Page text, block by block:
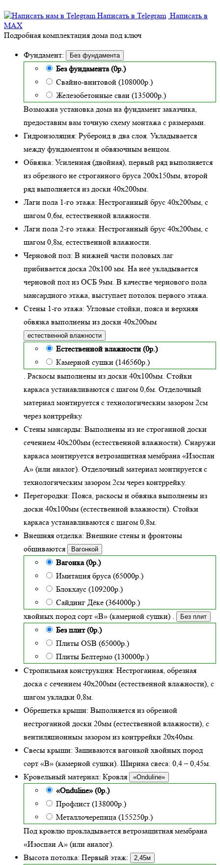
Написать в Telegram Написать в
MAX
Подробная комплектация дома под ключ
Фундамент: Без фундамента
Без фундамента (0р.)
Свайно-винтовой (108000р.)
Железобетонные сваи (135000р.)
Возможна установка дома на фундамент заказчика,
предоставим вам точную схему монтажа с размерами.
Гидроизоляция: Рубероид в два слоя. Укладывается
между фундаментом и обвязочным венцом.
Обвязка: Усиленная (двойная), первый ряд выполняется
из обрезного не строганного бруса 200х150мм, второй
ряд выполняется из доски 40х200мм.
Лаги пола 1-го этажа: Нестроганный брус 40х200мм, с
шагом 0,6м, естественной влажности.
Лаги пола 2-го этажа: Нестроганный брус 40х200мм, с
шагом 0,8м, естественной влажности.
Черновой пол: В нижней части половых лаг
прибивается доска 20х100 мм. На неё укладывается
черновой пол из ОСБ 9мм. В качестве чернового пола
мансардного этажа, выступает потолок первого этажа.
Стены 1-го этажа: Угловые стойки, пояса и верхняя
обвязка выполнены из доски 40х200мм
естественной влажности
Естественной влажности (0р.)
Камерной сушки (146560р.)
. Раскосы выполнены из доски 40х100мм. Стойки
каркаса устанавливаются с шагом 0,6м. Отделочный
материал монтируется с технологическим зазором 2см
через контррейку.
Стены мансарды: Выполнены из не строганной доски
сечением 40х200мм (естественной влажности). Снаружи
каркаса монтируется ветрозащитная мембрана «Изоспан
А» (или аналог). Отделочный материал монтируется с
технологическим зазором 2см через контррейку.
Перегородки: Пояса, раскосы и обвязка выполнены из
доски 40х100мм (естественной влажности). Стойки
каркаса устанавливаются с шагом 0,8м.
Внешняя отделка: Внешние стены и фронтоны
обшиваются
Вагонкой
Вагонка (0р.)
Имитация бруса (65000р.)
Блокхаус (109200р.)
Сайдинг Дёке (364000р.)
хвойных пород сорт «В» (камерной сушки) . Без плит
Без плит (0р.)
Плиты OSB (65000р.)
Плиты Белтермо (130000р.)
Стропильная конструкция: Нестроганная, обрезная
доска с сечением 40х200мм (естественной влажности), с
шагом укладки 0,8м.
Обрешетка крыши: Выполняется из обрезной
нестроганной доски 20мм (естественной влажности), с
вентиляционным зазором из контррейки 20х40мм.
Свесы крыши: Зашиваются вагонкой хвойных пород
сорт «В» (камерной сушки). Ширина свеса: 0,4 – 0,45м.
Кровельный материал: Кровля «Onduline»
«Onduline» (0р.)
Профлист (138000р.)
Металлочерепица (155250р.)
Под кровлю прокладывается ветрозащитная мембрана
«Изоспан А» (или аналог).
Высота потолка: Первый этаж: 2,45м